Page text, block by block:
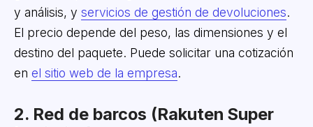
y análisis, y servicios de gestión de devoluciones.
El precio depende del peso, las dimensiones y el
destino del paquete. Puede solicitar una cotización
en el sitio web de la empresa.
2. Red de barcos (Rakuten Super